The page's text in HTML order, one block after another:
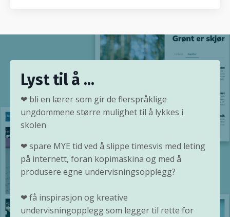
Lyst til å ...
❤ bli en lærer som gir de flerspråklige
ungdommene større mulighet til å lykkes i
skolen
❤spare MYE tid ved å slippe timesvis med leting
på internett, foran kopimaskina og med å
produsere egne undervisningsopplegg?
❤få inspirasjon og kreative
undervisningopplegg som legger til rette for